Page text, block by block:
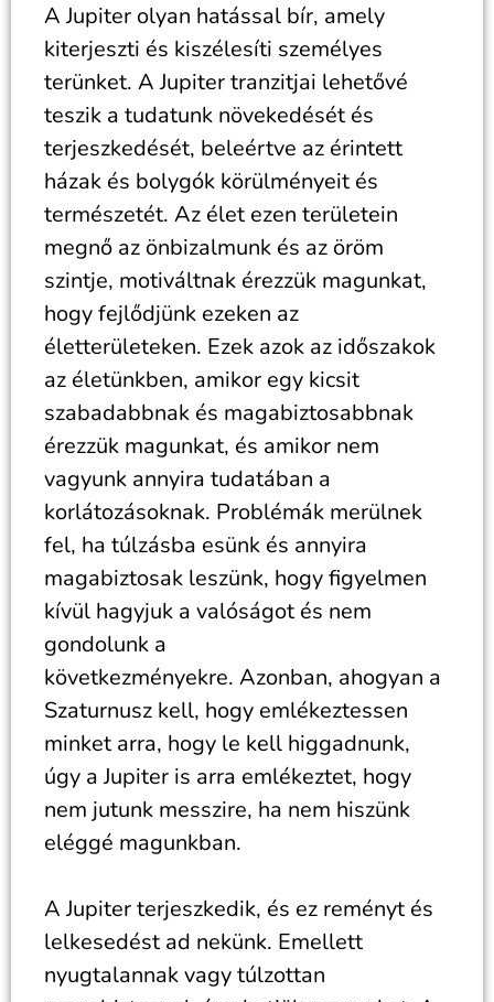
A Jupiter olyan hatással bír, amely
kiterjeszti és kiszélesíti személyes
terünket. A Jupiter tranzitjai lehetővé
teszik a tudatunk növekedését és
terjeszkedését, beleértve az érintett
házak és bolygók körülményeit és
természetét. Az élet ezen területein
megnő az önbizalmunk és az öröm
szintje, motiváltnak érezzük magunkat,
hogy fejlődjünk ezeken az
életterületeken. Ezek azok az időszakok
az életünkben, amikor egy kicsit
szabadabbnak és magabiztosabbnak
érezzük magunkat, és amikor nem
vagyunk annyira tudatában a
korlátozásoknak. Problémák merülnek
fel, ha túlzásba esünk és annyira
magabiztosak leszünk, hogy figyelmen
kívül hagyjuk a valóságot és nem
gondolunk a
következményekre. Azonban, ahogyan a
Szaturnusz kell, hogy emlékeztessen
minket arra, hogy le kell higgadnunk,
úgy a Jupiter is arra emlékeztet, hogy
nem jutunk messzire, ha nem hiszünk
eléggé magunkban.
A Jupiter terjeszkedik, és ez reményt és
lelkesedést ad nekünk. Emellett
nyugtalannak vagy túlzottan